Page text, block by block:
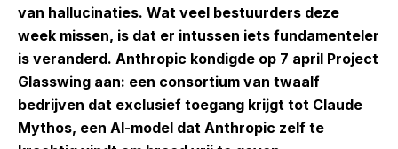
van hallucinaties. Wat veel bestuurders deze
week missen, is dat er intussen iets fundamenteler
is veranderd. Anthropic kondigde op 7 april Project
Glasswing aan: een consortium van twaalf
bedrijven dat exclusief toegang krijgt tot Claude
Mythos, een AI-model dat Anthropic zelf te